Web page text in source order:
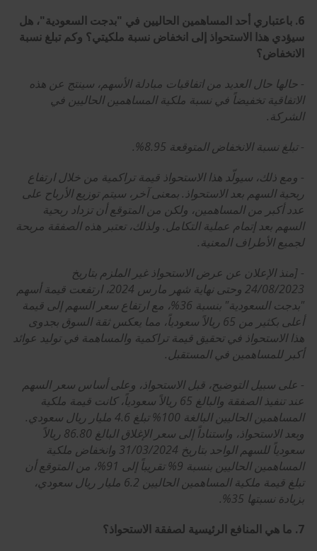
6. باعتباري أحد المساهمين الحاليين في "بدجت السعودية"، هل
سيؤدي هذا الاستحواذ إلى انخفاض نسبة ملكيتي؟ وكم تبلغ نسبة
الانخفاض؟
- حالها حال العديد من اتفاقيات مبادلة الأسهم، سينتج عن هذه
الاتفاقية تخفيضاً في نسبة ملكية المساهمين الحاليين في
الشركة.
- تبلغ نسبة الانخفاض المتوقعة 8.95%.
- ومع ذلك، سيولّد هذا الاستحواذ قيمة تراكمية من خلال ارتفاع
ربحية السهم بعد الاستحواذ. بمعنى آخر، سيتم توزيع الأرباح على
عدد أكبر من المساهمين، ولكن من المتوقع أن تزداد ربحية
السهم بعد إتمام عملية التكامل. ولذلك، تعتبر هذه الصفقة مربحة
لجميع الأطراف المعنية.
- [منذ الإعلان عن عرض الاستحواذ غير الملزم بتاريخ
24/08/2023 وحتى نهاية شهر مارس 2024، ارتفعت قيمة أسهم
"بدجت السعودية" بنسبة 36%، مع ارتفاع سعر السهم إلى قيمة
أعلى بكثير من 65 ريالاً سعودياً، مما يعكس ثقة السوق بجدوى
هذا الاستحواذ في تحقيق قيمة تراكمية والمساهمة في توليد عوائد
أكبر للمساهمين في المستقبل.
- على سبيل التوضيح، قبل الاستحواذ، وعلى أساس سعر السهم
عند تنفيذ الصفقة والبالغ 65 ريالاً سعودياً، كانت قيمة ملكية
المساهمين الحاليين البالغة 100% تبلغ 4.6 مليار ريال سعودي.
وبعد الاستحواذ، واستناداً إلى سعر الإغلاق البالغ 86.80 ريالاً
سعودياً للسهم الواحد بتاريخ 31/03/2024 وانخفاض ملكية
المساهمين الحاليين بنسبة 9% تقريباً إلى 91%، من المتوقع أن
تبلغ قيمة ملكية المساهمين الحاليين 6.2 مليار ريال سعودي،
بزيادة نسبتها 35%.
7. ما هي المنافع الرئيسية لصفقة الاستحواذ؟